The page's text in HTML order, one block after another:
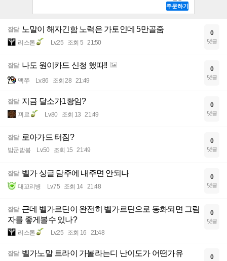
잡담 노말이 해자긴함 노력은 가토인데 5만골줌
리스톤 Lv.25 조회 5 21:50
0
댓글
잡담 나도 원이카드 신청 했따!!
맥쭈 Lv.86 조회 28 21:49
0
댓글
잡담 지금 달소가1황임?
끠르 Lv.80 조회 13 21:49
0
댓글
잡담 로아가드 터짐?
밤군밤붐 Lv.50 조회 15 21:49
0
댓글
잡담 벨가 싱글 담주에 내주면 안되나
대꼬리병 Lv.75 조회 14 21:48
0
댓글
잡담 근데 벨가르딘이 완전히 벨가르딘으로 동화되면 그림
자를 좋게볼수 있나?
리스톤 Lv.25 조회 16 21:48
0
댓글
잡담 벨가노말 트라이 가볼라는디 난이도가 어떤가유 0